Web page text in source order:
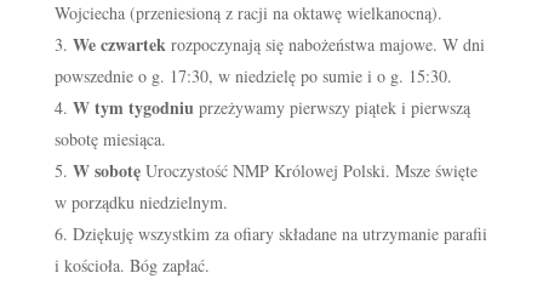
Wojciecha (przeniesioną z racji na oktawę wielkanocną).
We czwartek rozpoczynają się nabożeństwa majowe. W dni
powszednie o g. 17:30, w niedzielę po sumie i o g. 15:30.
W tym tygodniu przeżywamy pierwszy piątek i pierwszą
sobotę miesiąca.
W sobotę Uroczystość NMP Królowej Polski. Msze święte
w porządku niedzielnym.
Dziękuję wszystkim za ofiary składane na utrzymanie parafii
i kościoła. Bóg zapłać.